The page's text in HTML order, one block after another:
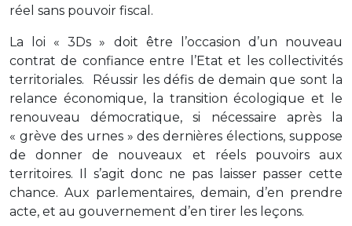
réel sans pouvoir fiscal.
La loi « 3Ds » doit être l’occasion d’un nouveau
contrat de confiance entre l’Etat et les collectivités
territoriales. Réussir les défis de demain que sont la
relance économique, la transition écologique et le
renouveau démocratique, si nécessaire après la
« grève des urnes » des dernières élections, suppose
de donner de nouveaux et réels pouvoirs aux
territoires. Il s’agit donc ne pas laisser passer cette
chance. Aux parlementaires, demain, d’en prendre
acte, et au gouvernement d’en tirer les leçons.